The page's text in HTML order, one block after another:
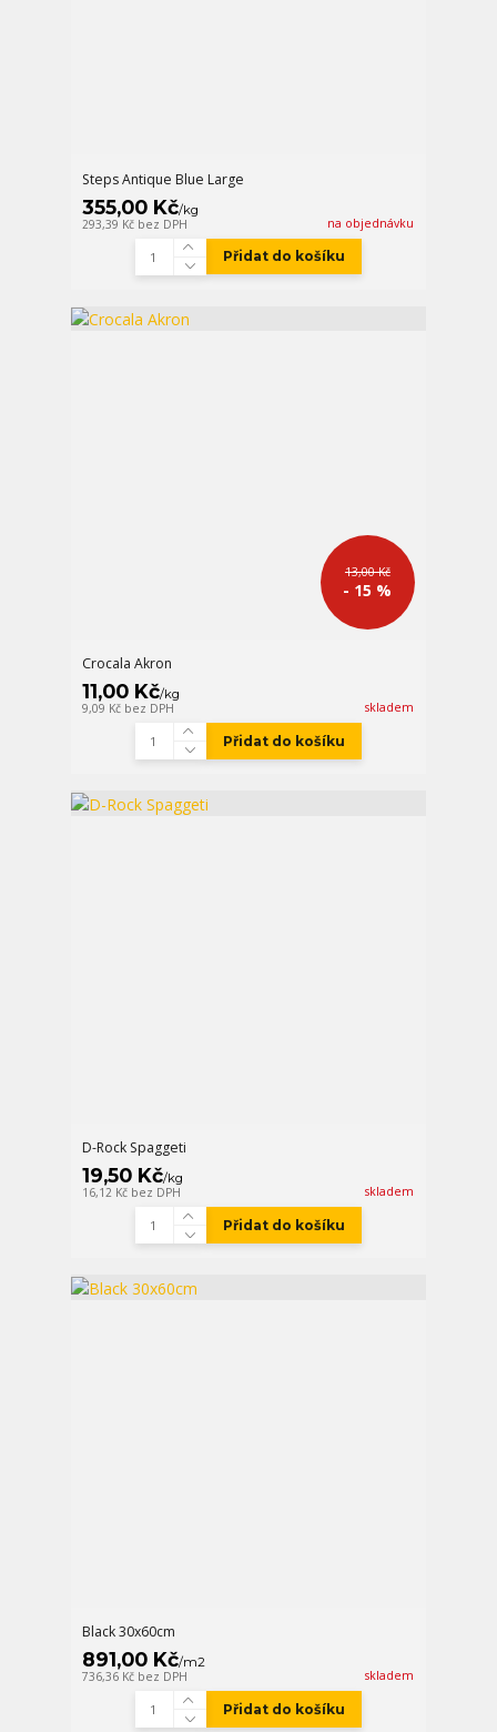
Steps Antique Blue Large
355,00 Kč/kg
293,39 Kč bez DPH na objednávku
Přidat do košíku
13,00 Kč
- 15 %
Crocala Akron
11,00 Kč/kg
9,09 Kč bez DPH skladem
Přidat do košíku
D-Rock Spaggeti
19,50 Kč/kg
16,12 Kč bez DPH skladem
Přidat do košíku
Black 30x60cm
891,00 Kč/m2
736,36 Kč bez DPH skladem
Přidat do košíku